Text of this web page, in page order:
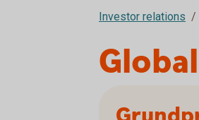
Investor relations